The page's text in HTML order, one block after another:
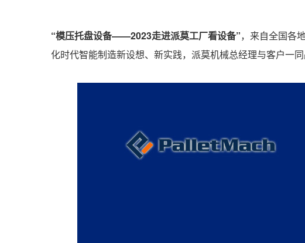
“模压托盘设备——2023走进派莫工厂看设备”，来自全国各
化时代智能制造新设想、新实践，派莫机械总经理与客户一